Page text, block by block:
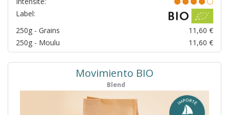
Label:
250g - Grains
11,60 €
250g - Moulu
11,60 €
Movimiento BIO
Blend